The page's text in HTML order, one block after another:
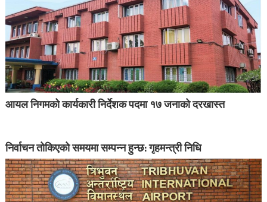
आयल निगमको कार्यकारी निर्देशक पदमा १७ जनाको दरखास्त
निर्वाचन तोकिएको समयमा सम्पन्न हुन्छ: गृहमन्त्री निधि